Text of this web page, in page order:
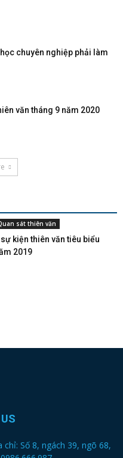
chuyên nghiệp phải làm
văn tháng 9 năm 2020
sát thiên văn
sự kiện thiên văn tiêu biểu
2019
chỉ: Số 8, ngách 39, ngõ 68,